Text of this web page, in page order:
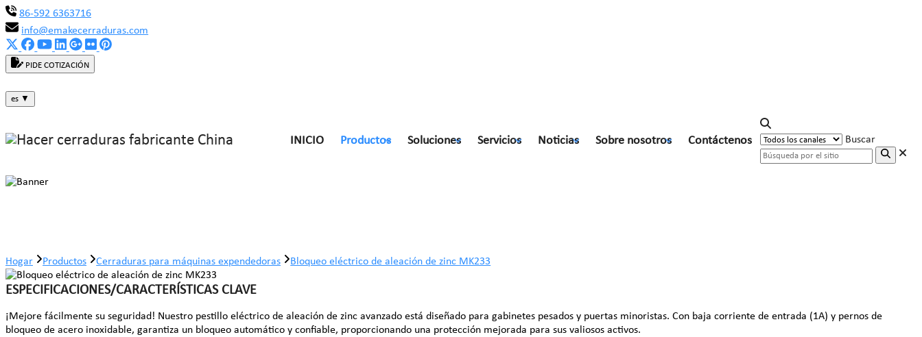
86-592 6363716
info@emakecerraduras.com
PIDE COTIZACIÓN
es ▼
INICIO Productos Soluciones Servicios Noticias Sobre nosotros Contáctenos Buscar
Hogar Productos Cerraduras para máquinas expendedoras Bloqueo eléctrico de aleación de zinc MK233
ESPECIFICACIONES/CARACTERÍSTICAS CLAVE
¡Mejore fácilmente su seguridad! Nuestro pestillo eléctrico de aleación de zinc avanzado está diseñado para gabinetes pesados ​​y puertas minoristas. Con baja corriente de entrada (1A) y pernos de
bloqueo de acero inoxidable, garantiza un bloqueo automático y confiable, proporcionando una protección mejorada para sus valiosos activos.